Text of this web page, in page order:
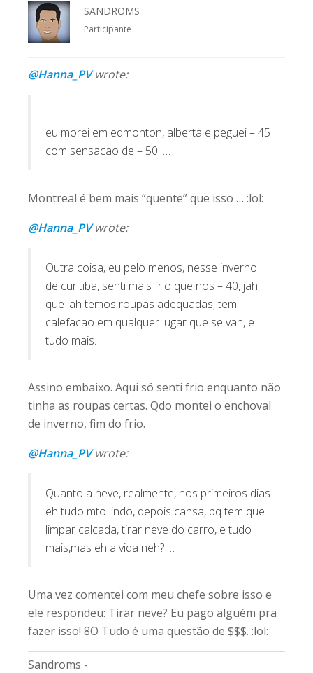
SANDROMS
Participante
@Hanna_PVwrote:
…
eu morei em edmonton, alberta e peguei – 45
com sensacao de – 50. …
Montreal é bem mais “quente” que isso … :lol:
@Hanna_PVwrote:
Outra coisa, eu pelo menos, nesse inverno
de curitiba, senti mais frio que nos – 40, jah
que lah temos roupas adequadas, tem
calefacao em qualquer lugar que se vah, e
tudo mais.
Assino embaixo. Aqui só senti frio enquanto não
tinha as roupas certas. Qdo montei o enchoval
de inverno, fim do frio.
@Hanna_PVwrote:
Quanto a neve, realmente, nos primeiros dias
eh tudo mto lindo, depois cansa, pq tem que
limpar calcada, tirar neve do carro, e tudo
mais,mas eh a vida neh? …
Uma vez comentei com meu chefe sobre isso e
ele respondeu: Tirar neve? Eu pago alguém pra
fazer isso! 8O Tudo é uma questão de $$$. :lol:
Sandroms -